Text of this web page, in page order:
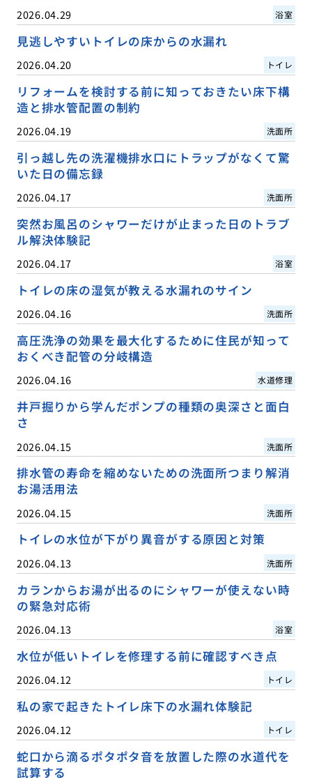
2026.04.29 浴室
見逃しやすいトイレの床からの水漏れ
2026.04.20 トイレ
リフォームを検討する前に知っておきたい床下構
造と排水管配置の制約
2026.04.19 洗面所
引っ越し先の洗濯機排水口にトラップがなくて驚
いた日の備忘録
2026.04.17 洗面所
突然お風呂のシャワーだけが止まった日のトラブ
ル解決体験記
2026.04.17 浴室
トイレの床の湿気が教える水漏れのサイン
2026.04.16 洗面所
高圧洗浄の効果を最大化するために住民が知って
おくべき配管の分岐構造
2026.04.16 水道修理
井戸掘りから学んだポンプの種類の奥深さと面白
さ
2026.04.15 洗面所
排水管の寿命を縮めないための洗面所つまり解消
お湯活用法
2026.04.15 洗面所
トイレの水位が下がり異音がする原因と対策
2026.04.13 洗面所
カランからお湯が出るのにシャワーが使えない時
の緊急対応術
2026.04.13 浴室
水位が低いトイレを修理する前に確認すべき点
2026.04.12 トイレ
私の家で起きたトイレ床下の水漏れ体験記
2026.04.12 トイレ
蛇口から滴るポタポタ音を放置した際の水道代を
試算する